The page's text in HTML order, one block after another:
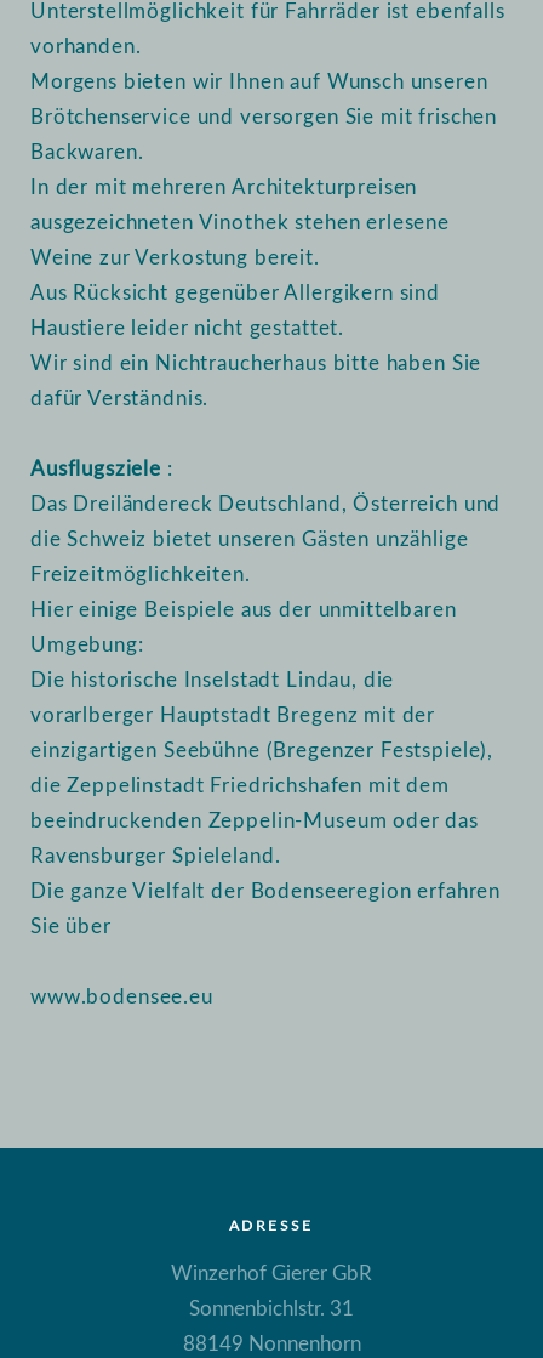
Unterstellmöglichkeit für Fahrräder ist ebenfalls
vorhanden.
Morgens bieten wir Ihnen auf Wunsch unseren
Brötchenservice und versorgen Sie mit frischen
Backwaren.
In der mit mehreren Architekturpreisen
ausgezeichneten Vinothek stehen erlesene
Weine zur Verkostung bereit.
Aus Rücksicht gegenüber Allergikern sind
Haustiere leider nicht gestattet.
Wir sind ein Nichtraucherhaus bitte haben Sie
dafür Verständnis.
Ausflugsziele :
Das Dreiländereck Deutschland, Österreich und
die Schweiz bietet unseren Gästen unzählige
Freizeitmöglichkeiten.
Hier einige Beispiele aus der unmittelbaren
Umgebung:
Die historische Inselstadt Lindau, die
vorarlberger Hauptstadt Bregenz mit der
einzigartigen Seebühne (Bregenzer Festspiele),
die Zeppelinstadt Friedrichshafen mit dem
beeindruckenden Zeppelin-Museum oder das
Ravensburger Spieleland.
Die ganze Vielfalt der Bodenseeregion erfahren
Sie über
www.bodensee.eu
ADRESSE
Winzerhof Gierer GbR
Sonnenbichlstr. 31
88149 Nonnenhorn